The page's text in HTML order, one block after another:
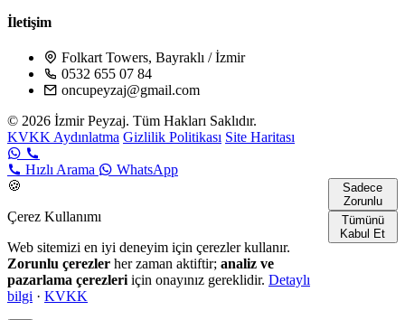
İletişim
Folkart Towers, Bayraklı / İzmir
0532 655 07 84
oncupeyzaj@gmail.com
© 2026 İzmir Peyzaj. Tüm Hakları Saklıdır.
KVKK Aydınlatma Gizlilik Politikası Site Haritası
Hızlı Arama
WhatsApp
🍪
Çerez Kullanımı
Web sitemizi en iyi deneyim için çerezler kullanır.
Zorunlu çerezler her zaman aktiftir; analiz ve
pazarlama çerezleri için onayınız gereklidir. Detaylı
bilgi · KVKK
Sadece
Zorunlu
Tümünü
Kabul Et